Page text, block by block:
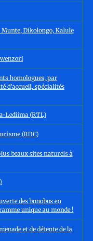
Munte, Dikolongo, Kalule
homologues, par
d’accueil, spécialités
Lediima (RTL)
(RDC)
beaux sites naturels à
des bonobos en
unique au monde !
et de détente de la